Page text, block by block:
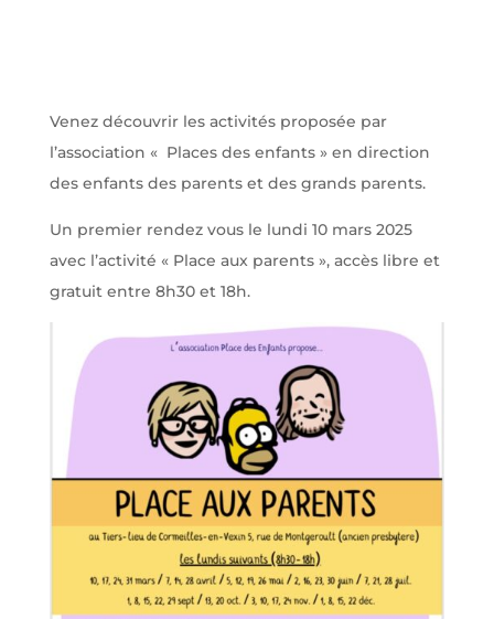
Venez découvrir les activités proposée par
l’association « Places des enfants » en direction
des enfants des parents et des grands parents.
Un premier rendez vous le lundi 10 mars 2025
avec l’activité « Place aux parents », accès libre et
gratuit entre 8h30 et 18h.